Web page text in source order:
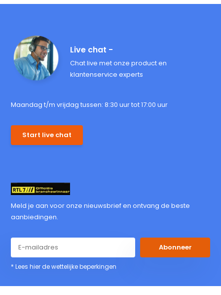
Live chat -
Chat live met onze product en
klantenservice experts
Maandag t/m vrijdag tussen: 8:30 uur tot 17:00 uur
Start live chat
Meld je aan voor onze nieuwsbrief en ontvang de beste
aanbiedingen.
Abonneer
* Lees hier de wettelijke beperkingen